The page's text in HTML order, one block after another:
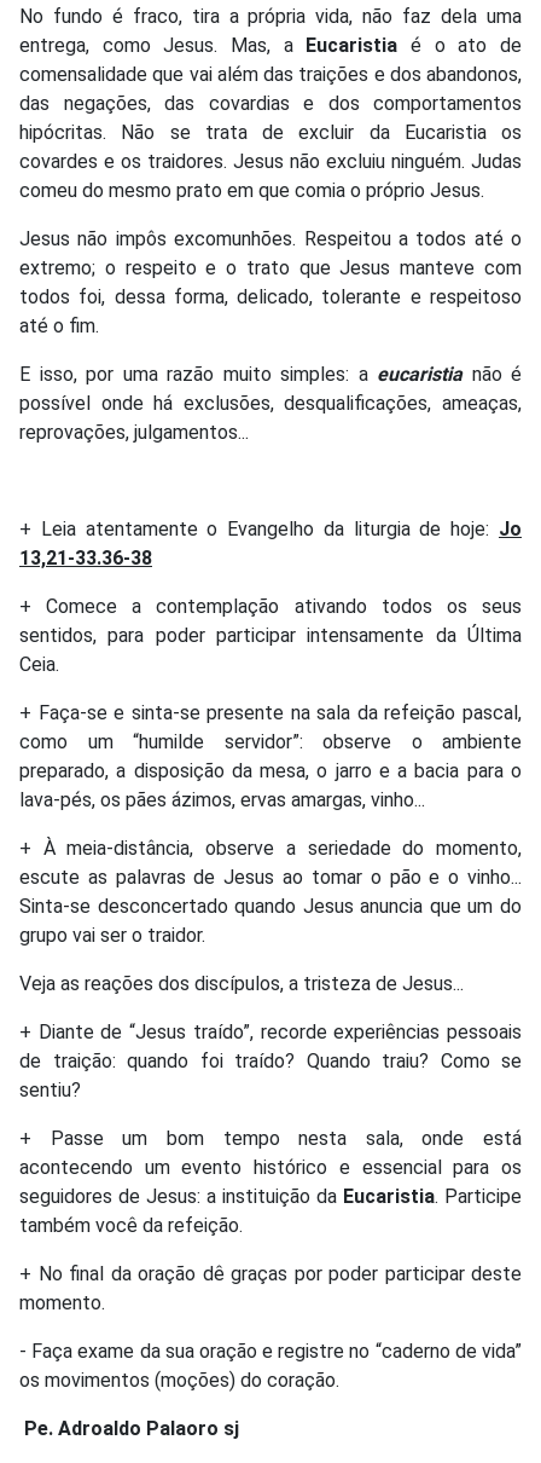
No fundo é fraco, tira a própria vida, não faz dela uma
entrega, como Jesus. Mas, a Eucaristia é o ato de
comensalidade que vai além das traições e dos abandonos,
das negações, das covardias e dos comportamentos
hipócritas. Não se trata de excluir da Eucaristia os
covardes e os traidores. Jesus não excluiu ninguém. Judas
comeu do mesmo prato em que comia o próprio Jesus.
Jesus não impôs excomunhões. Respeitou a todos até o
extremo; o respeito e o trato que Jesus manteve com
todos foi, dessa forma, delicado, tolerante e respeitoso
até o fim.
E isso, por uma razão muito simples: a eucaristianão é
possível onde há exclusões, desqualificações, ameaças,
reprovações, julgamentos...
+ Leia atentamente o Evangelho da liturgia de hoje: Jo
13,21-33.36-38
+ Comece a contemplação ativando todos os seus
sentidos, para poder participar intensamente da Última
Ceia.
+ Faça-se e sinta-se presente na sala da refeição pascal,
como um “humilde servidor”: observe o ambiente
preparado, a disposição da mesa, o jarro e a bacia para o
lava-pés, os pães ázimos, ervas amargas, vinho...
+ À meia-distância, observe a seriedade do momento,
escute as palavras de Jesus ao tomar o pão e o vinho...
Sinta-se desconcertado quando Jesus anuncia que um do
grupo vai ser o traidor.
Veja as reações dos discípulos, a tristeza de Jesus...
+ Diante de “Jesus traído”, recorde experiências pessoais
de traição: quando foi traído? Quando traiu? Como se
sentiu?
+ Passe um bom tempo nesta sala, onde está
acontecendo um evento histórico e essencial para os
seguidores de Jesus: a instituição da Eucaristia. Participe
também você da refeição.
+ No final da oração dê graças por poder participar deste
momento.
- Faça exame da sua oração e registre no “caderno de vida”
os movimentos (moções) do coração.
Pe. Adroaldo Palaoro sj